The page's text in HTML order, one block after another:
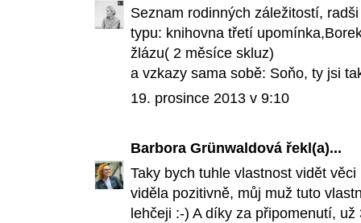
Seznam rodinných záležitostí,
typu: knihovna třetí
žlázu( 2 měsíce skluz)
a vzkazy sama sobě: Soňo, ty jsi
19. prosince 2013 v 9:10
Barbora Grünwaldová řekl(a)...
Taky bych tuhle vlastnost vidět
viděla pozitivně, můj muž tuto
lehčeji :-) A díky za připomenutí,